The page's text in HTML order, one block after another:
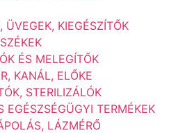
ÜVEGEK, KIEGÉSZÍTŐK
ÉS MELEGÍTŐK
KANÁL, ELŐKE
STERILIZÁLÓK
EGÉSZSÉGÜGYI TERMÉKEK
LÁZMÉRŐ